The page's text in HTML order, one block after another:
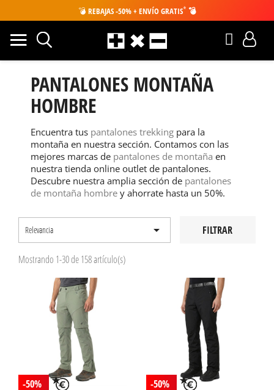
💣 REBAJAS -50% + ENVÍO GRATIS* 💣
PANTALONES MONTAÑA
HOMBRE
Encuentra tus pantalones trekking para la
montaña en nuestra sección. Contamos con las
mejores marcas de pantalones de montaña en
nuestra tienda online outlet de pantalones.
Descubre nuestra amplia sección de pantalones
de montaña hombre y ahorrate hasta un 50%.
Relevancia  FILTRAR
Mostrando 1-30 de 158 artículo(s)
-50% -50%